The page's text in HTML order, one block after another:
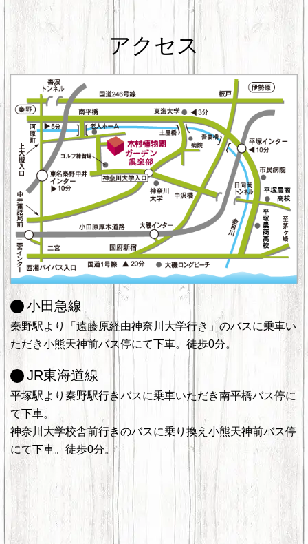
アクセス
小田急線
秦野駅より「遠藤原経由神奈川大学行き」のバスに乗車い
ただき小熊天神前バス停にて下車。徒歩0分。
JR東海道線
平塚駅より秦野駅行きバスに乗車いただき南平橋バス停に
て下車。
神奈川大学校舎前行きのバスに乗り換え小熊天神前バス停
にて下車。徒歩0分。